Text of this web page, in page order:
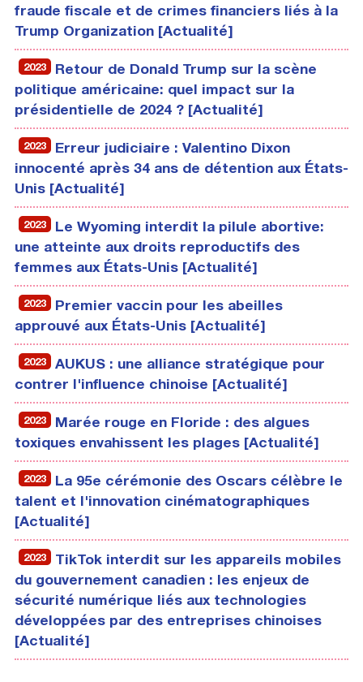
fraude fiscale et de crimes financiers liés à la
Trump Organization [Actualité]
2023
Retour de Donald Trump sur la scène
politique américaine: quel impact sur la
présidentielle de 2024 ? [Actualité]
2023
Erreur judiciaire : Valentino Dixon
innocenté après 34 ans de détention aux États-
Unis [Actualité]
2023
Le Wyoming interdit la pilule abortive:
une atteinte aux droits reproductifs des
femmes aux États-Unis [Actualité]
2023
Premier vaccin pour les abeilles
approuvé aux États-Unis [Actualité]
2023
AUKUS : une alliance stratégique pour
contrer l'influence chinoise [Actualité]
2023
Marée rouge en Floride : des algues
toxiques envahissent les plages [Actualité]
2023
La 95e cérémonie des Oscars célèbre le
talent et l'innovation cinématographiques
[Actualité]
2023
TikTok interdit sur les appareils mobiles
du gouvernement canadien : les enjeux de
sécurité numérique liés aux technologies
développées par des entreprises chinoises
[Actualité]